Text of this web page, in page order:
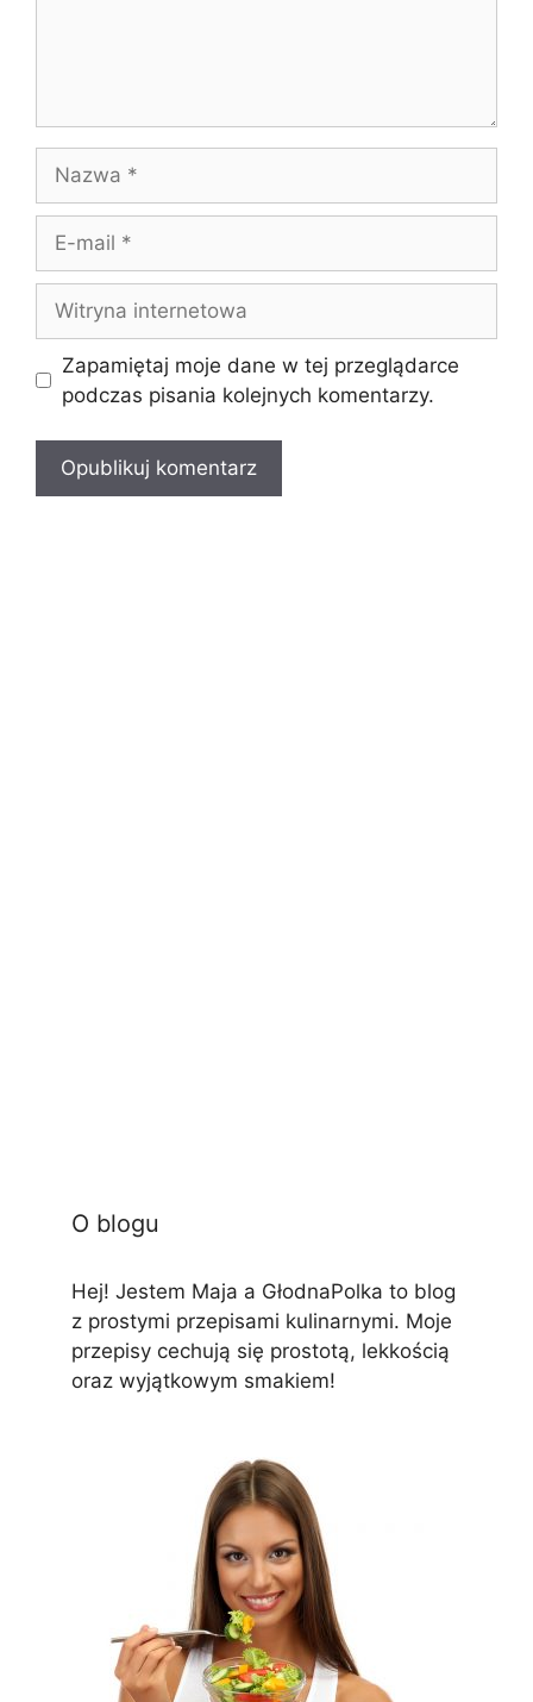
mail
internetowa
Zapamiętaj moje dane w tej przeglądarce
podczas pisania kolejnych komentarzy.
O blogu
Hej! Jestem Maja a GłodnaPolka to blog
z prostymi przepisami kulinarnymi. Moje
przepisy cechują się prostotą, lekkością
oraz wyjątkowym smakiem!